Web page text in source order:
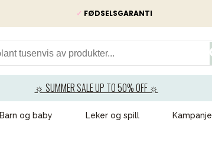
✓ FØDSELSGARANTI
☼ SUMMER SALE UP TO 50% OFF ☼
Barn og baby Leker og spill